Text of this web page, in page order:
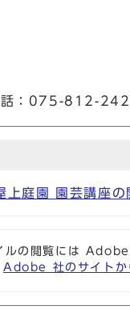
話：075-812-
上庭園 園芸講座
ルの閲覧には
Adobe 社のサイトか